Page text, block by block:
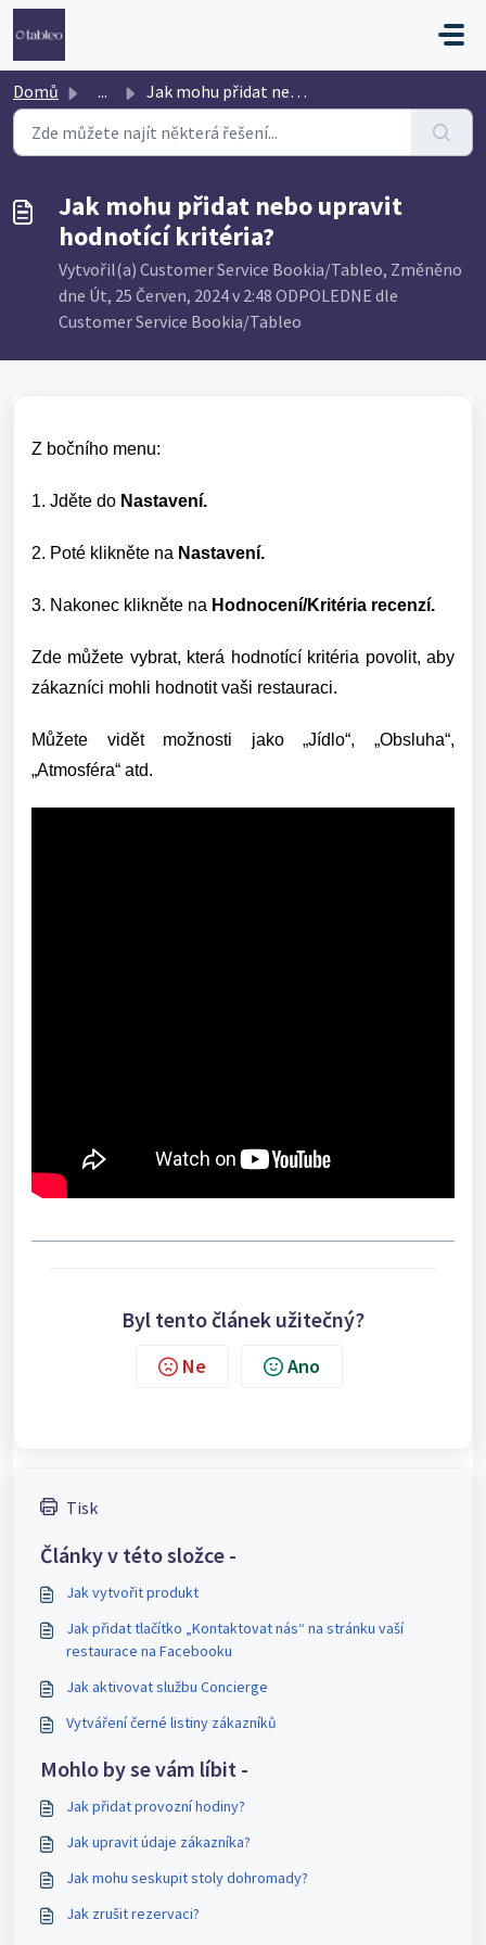
Přeskočit na hlavní obsah
Domů ... Jak mohu přidat nebo upravit hodnotící kritéria?
Jak mohu přidat nebo upravit
hodnotící kritéria?
Vytvořil(a) Customer Service Bookia/Tableo, Změněno
dne Út, 25 Červen, 2024 v 2:48 ODPOLEDNE dle
Customer Service Bookia/Tableo
Z bočního menu:
1. Jděte do Nastavení.
2. Poté klikněte na Nastavení.
3. Nakonec klikněte na Hodnocení/Kritéria recenzí.
Zde můžete vybrat, která hodnotící kritéria povolit, aby
zákazníci mohli hodnotit vaši restauraci.
Můžete vidět možnosti jako „Jídlo“, „Obsluha“,
„Atmosféra“ atd.
Byl tento článek užitečný?
Ne Ano
Tisk
Články v této složce -
Jak vytvořit produkt
Jak přidat tlačítko „Kontaktovat nás“ na stránku vaší
restaurace na Facebooku
Jak aktivovat službu Concierge
Vytváření černé listiny zákazníků
Mohlo by se vám líbit -
Jak přidat provozní hodiny?
Jak upravit údaje zákazníka?
Jak mohu seskupit stoly dohromady?
Jak zrušit rezervaci?